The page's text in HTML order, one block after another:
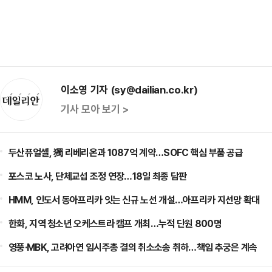
이소영 기자 (sy@dailian.co.kr)
기사 모아 보기 >
두산퓨얼셀, 獨 리베리온과 1087억 계약…SOFC 핵심 부품 공급
포스코 노사, 단체교섭 조정 연장…18일 최종 담판
HMM, 인도서 동아프리카 잇는 신규 노선 개설…아프리카 지선망 확대
한화, 지역 청소년 오케스트라 캠프 개최…누적 단원 800명
영풍·MBK, 고려아연 임시주총 결의 취소소송 취하…책임 추궁은 계속